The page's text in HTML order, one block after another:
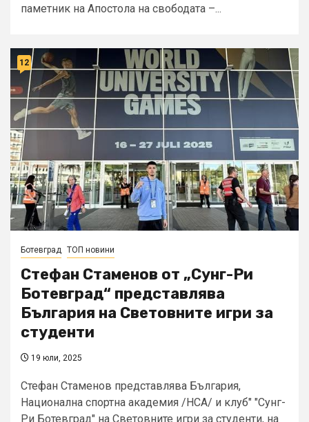
паметник на Апостола на свободата –...
12
Ботевград ТОП новини
Стефан Стаменов от „Сунг-Ри
Ботевград“ представлява
България на Световните игри за
студенти
19 юли, 2025
Стефан Стаменов представлява България,
Национална спортна академия /НСА/ и клуб" "Сунг-
Ри Ботевград" на Световните игри за студенти, на